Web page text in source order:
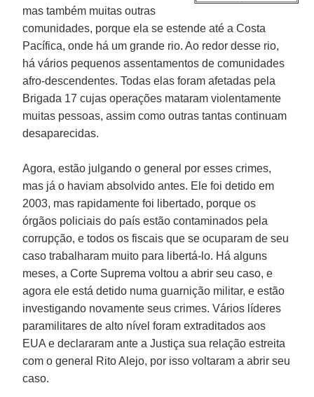
mas também muitas outras
comunidades, porque ela se estende até a Costa
Pacífica, onde há um grande rio. Ao redor desse rio,
há vários pequenos assentamentos de comunidades
afro-descendentes. Todas elas foram afetadas pela
Brigada 17 cujas operações mataram violentamente
muitas pessoas, assim como outras tantas continuam
desaparecidas.
Agora, estão julgando o general por esses crimes,
mas já o haviam absolvido antes. Ele foi detido em
2003, mas rapidamente foi libertado, porque os
órgãos policiais do país estão contaminados pela
corrupção, e todos os fiscais que se ocuparam de seu
caso trabalharam muito para libertá-lo. Há alguns
meses, a Corte Suprema voltou a abrir seu caso, e
agora ele está detido numa guarnição militar, e estão
investigando novamente seus crimes. Vários líderes
paramilitares de alto nível foram extraditados aos
EUA e declararam ante a Justiça sua relação estreita
com o general Rito Alejo, por isso voltaram a abrir seu
caso.